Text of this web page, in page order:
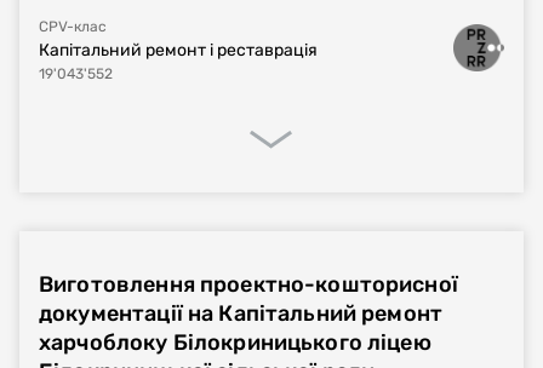
CPV-клас
Капітальний ремонт і реставрація
19'043'552
Номер плану UA-P-2024-05-29-014212-a
Тип процедури Відкриті торги
Виготовлення проектно-кошторисної
документації на Капітальний ремонт
харчоблоку Білокриницького ліцею